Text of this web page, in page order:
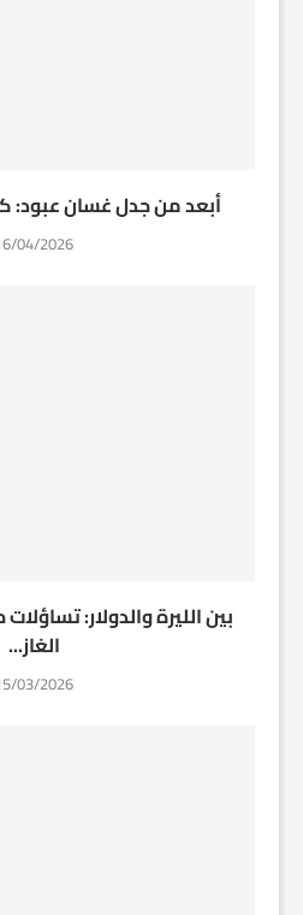
أبعد من جدل غسان عبود:
04/2026
بين الليرة والدولار:
الغاز...
03/2026